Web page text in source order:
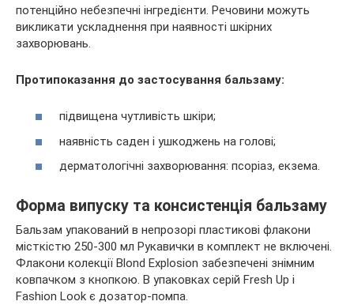
потенційно небезпечні інгредієнти. Речовини можуть
викликати ускладнення при наявності шкірних
захворювань.
Протипоказання до застосування бальзаму:
підвищена чутливість шкіри;
наявність саден і ушкоджень на голові;
дерматологічні захворювання: псоріаз, екзема.
Форма випуску та консистенція бальзаму
Бальзам упакований в непрозорі пластикові флакони
місткістю 250-300 мл Рукавички в комплект не включені.
Флакони колекції Blond Explosion забезпечені знімним
ковпачком з кнопкою. В упаковках серій Fresh Up і
Fashion Look є дозатор-помпа.